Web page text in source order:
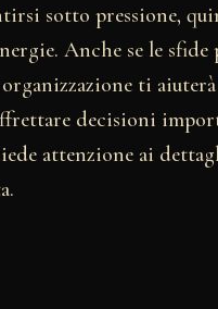
sotto pressione,
Anche se le sfide
ti
decisioni
attenzione ai